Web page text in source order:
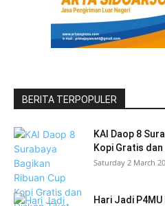
BERITA TERPOPULER
KAI Daop 8
Kopi Gratis dan
Saturday 2 March
Hari Jadi